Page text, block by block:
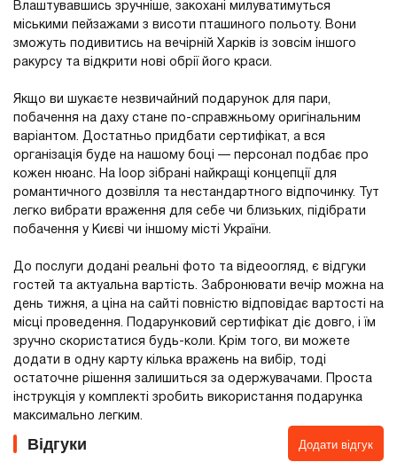
Влаштувавшись зручніше, закохані милуватимуться
міськими пейзажами з висоти пташиного польоту. Вони
зможуть подивитись на вечірній Харків із зовсім іншого
ракурсу та відкрити нові обрії його краси.
Якщо ви шукаєте незвичайний подарунок для пари,
побачення на даху стане по-справжньому оригінальним
варіантом. Достатньо придбати сертифікат, а вся
організація буде на нашому боці — персонал подбає про
кожен нюанс. На loop зібрані найкращі концепції для
романтичного дозвілля та нестандартного відпочинку. Тут
легко вибрати враження для себе чи близьких, підібрати
побачення у Києві чи іншому місті України.
До послуги додані реальні фото та відеоогляд, є відгуки
гостей та актуальна вартість. Забронювати вечір можна на
день тижня, а ціна на сайті повністю відповідає вартості на
місці проведення. Подарунковий сертифікат діє довго, і їм
зручно скористатися будь-коли. Крім того, ви можете
додати в одну карту кілька вражень на вибір, тоді
остаточне рішення залишиться за одержувачами. Проста
інструкція у комплекті зробить використання подарунка
максимально легким.
Відгуки Додати відгук